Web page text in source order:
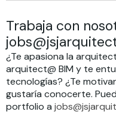
Trabaja con
¿Te apasiona la
arquitect@ BIM y te
tecnologías? ¿Te
gustaría conocerte.
portfolio a